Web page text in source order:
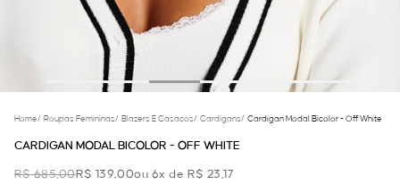
Home/ Roupas Femininas/ Blazers E Casacos/ Cardigans/ Cardigan Modal Bicolor - Off White
CARDIGAN MODAL BICOLOR - OFF WHITE
R$ 685,00R$ 139,00ou 6x de R$ 23,17